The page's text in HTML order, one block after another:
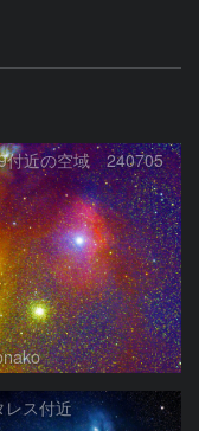
付近の空域 240705
レス付近